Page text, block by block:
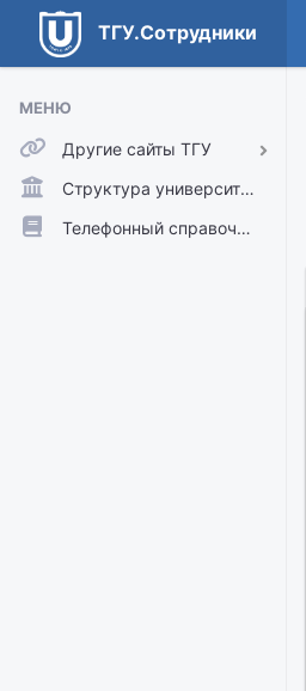
ТГУ.Сотрудники
МЕНЮ
Другие сайты ТГУ
ТГУ.Аккаунты
ТГУ.Расписание
Структура университета
Телефонный справочник